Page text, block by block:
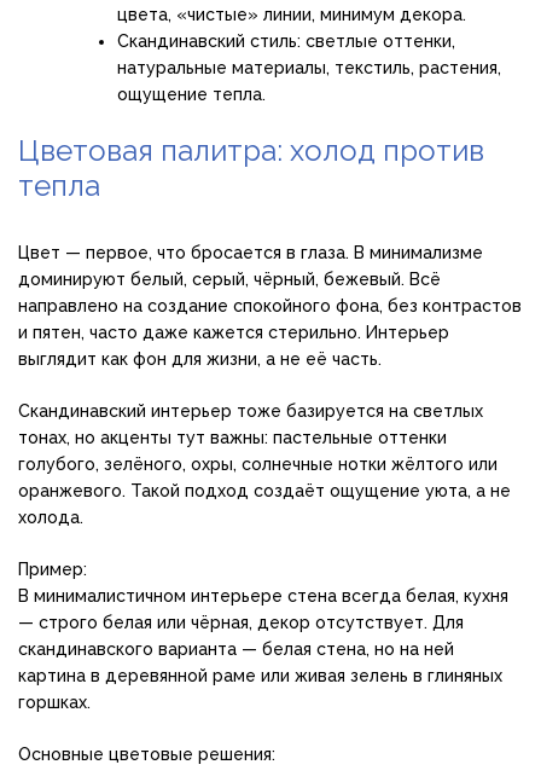
цвета, «чистые» линии, минимум декора.
Скандинавский стиль: светлые оттенки,
натуральные материалы, текстиль, растения,
ощущение тепла.
Цветовая палитра: холод против
тепла
Цвет — первое, что бросается в глаза. В минимализме
доминируют белый, серый, чёрный, бежевый. Всё
направлено на создание спокойного фона, без контрастов
и пятен, часто даже кажется стерильно. Интерьер
выглядит как фон для жизни, а не её часть.
Скандинавский интерьер тоже базируется на светлых
тонах, но акценты тут важны: пастельные оттенки
голубого, зелёного, охры, солнечные нотки жёлтого или
оранжевого. Такой подход создаёт ощущение уюта, а не
холода.
Пример:
В минималистичном интерьере стена всегда белая, кухня
— строго белая или чёрная, декор отсутствует. Для
скандинавского варианта — белая стена, но на ней
картина в деревянной раме или живая зелень в глиняных
горшках.
Основные цветовые решения: